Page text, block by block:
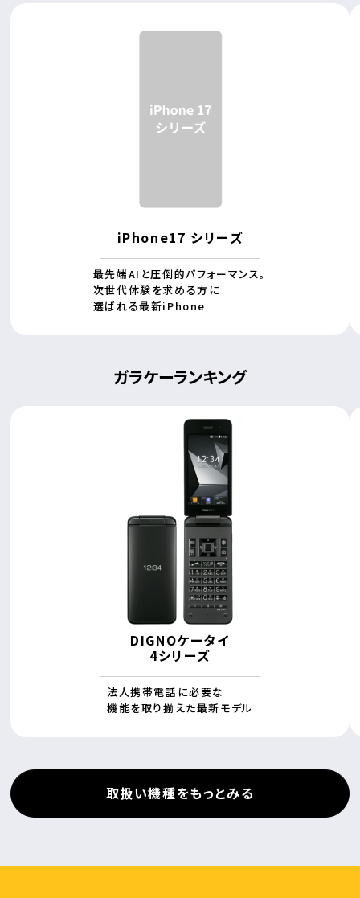
iPhone17 シリーズ
最先端AIと圧倒的パフォーマンス。
次世代体験を求める方に
選ばれる最新iPhone
ガラケーランキング
DIGNOケータイ
4シリーズ
法人携帯電話に必要な
機能を取り揃えた最新モデル
取扱い機種をもっとみる